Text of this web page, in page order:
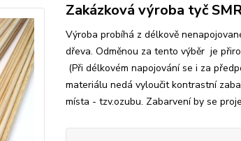
Zakázková výroba tyč
Výroba probíhá z délkově
dřeva. Odměnou za tento výběr je
(Při délkovém napojování se i za
materiálu nedá vyloučit kontrastní
místa - tzv.ozubu. Zabarvení by se